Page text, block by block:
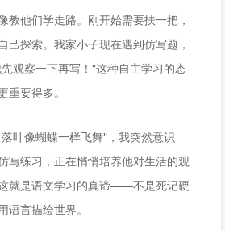
教他们学走路。刚开始需要扶一把，
己探索。我家小子现在遇到仿写题，
观察一下再写！"这种自主学习的态
重要得多。
叶像蝴蝶一样飞舞"，我突然意识
写练习，正在悄悄培养他对生活的观
就是语文学习的真谛——不是死记硬
语言描绘世界。